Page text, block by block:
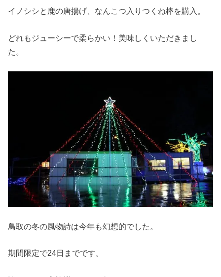
イノシシと鹿の唐揚げ、なんこつ入りつくね棒を購入。
どれもジューシーで柔らかい！美味しくいただきまし
た。
鳥取の冬の風物詩は今年も幻想的でした。
期間限定で24日までです。